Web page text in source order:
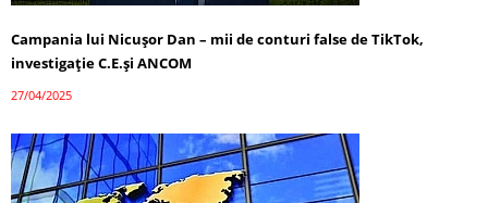
Campania lui Nicușor Dan – mii de conturi false de TikTok,
investigație C.E.și ANCOM
27/04/2025